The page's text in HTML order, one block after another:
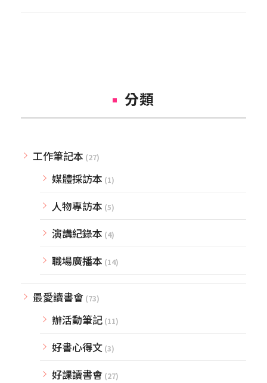
分類
工作筆記本 (27)
媒體採訪本 (1)
人物專訪本 (5)
演講紀錄本 (4)
職場廣播本 (14)
最愛讀書會 (73)
辦活動筆記 (11)
好書心得文 (3)
好課讀書會 (27)